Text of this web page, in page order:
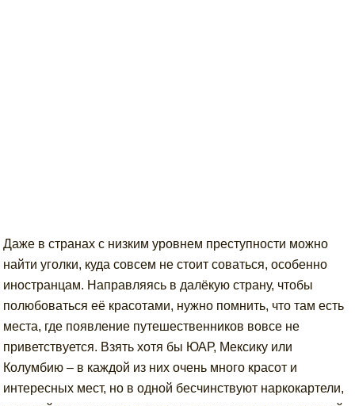
Даже в странах с низким уровнем преступности можно
найти уголки, куда совсем не стоит соваться, особенно
иностранцам. Направляясь в далёкую страну, чтобы
полюбоваться её красотами, нужно помнить, что там есть
места, где появление путешественников вовсе не
приветствуется. Взять хотя бы ЮАР, Мексику или
Колумбию – в каждой из них очень много красот и
интересных мест, но в одной бесчинствуют наркокартели,